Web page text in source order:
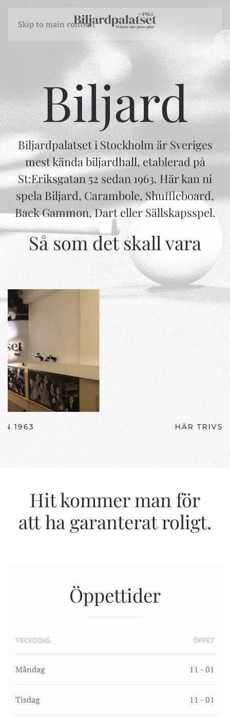
Skip to main content
Biljard
Biljardpalatset i Stockholm är Sveriges
mest kända biljardhall, etablerad på
St:Eriksgatan 52 sedan 1963. Här kan ni
spela Biljard, Carambole, Shuffleboard,
Back Gammon, Dart eller Sällskapsspel.
Så som det skall vara
Hit kommer man för
att ha garanterat roligt.
Öppettider
VECKODAG ÖPPET
Måndag 11 - 01
Tisdag 11 - 01